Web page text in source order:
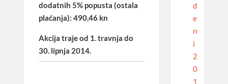
dodatnih 5% popusta (ostala
plaćanja): 490,46 kn
Akcija traje od 1. travnja do
30. lipnja 2014.
d
e
n
i
2
0
1